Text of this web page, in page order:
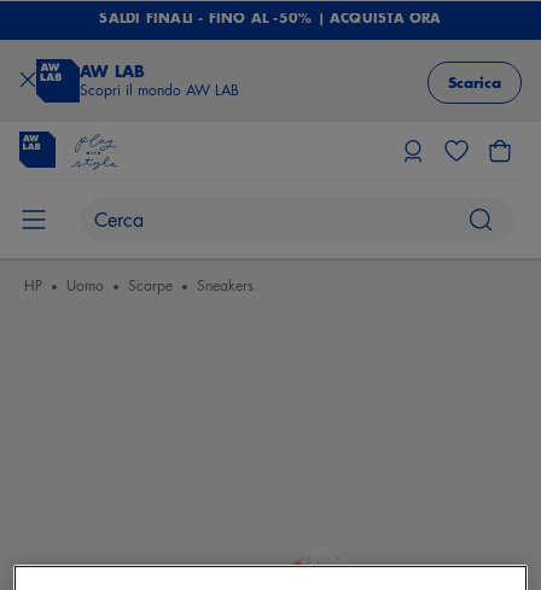
SALDI FINALI - FINO AL -50% | ACQUISTA ORA
AW LAB
Scopri il mondo AW LAB Scarica
HP Uomo Scarpe Sneakers